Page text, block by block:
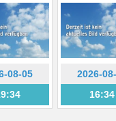
08-05
2026-
16:34